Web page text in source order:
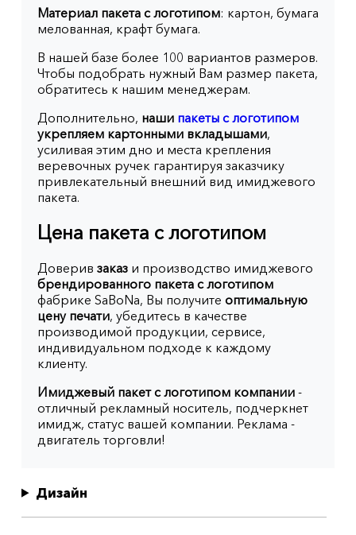
Материал пакета с логотипом: картон, бумага
мелованная, крафт бумага.
В нашей базе более 100 вариантов размеров.
Чтобы подобрать нужный Вам размер пакета,
обратитесь к нашим менеджерам.
Дополнительно, наши пакеты с логотипом
укрепляем картонными вкладышами,
усиливая этим дно и места крепления
веревочных ручек гарантируя заказчику
привлекательный внешний вид имиджевого
пакета.
Цена пакета с логотипом
Доверив закази производство имиджевого
брендированного пакета с логотипом
фабрике SaBoNa, Вы получите оптимальную
цену печати, убедитесь в качестве
производимой продукции, сервисе,
индивидуальном подходе к каждому
клиенту.
Имиджевый пакет с логотипом компании-
отличный рекламный носитель, подчеркнет
имидж, статус вашей компании. Реклама -
двигатель торговли!
Дизайн